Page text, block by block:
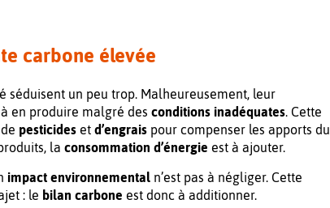
carbone élevée
séduisent un peu trop. Malheureusement, leur
en produire malgré des conditions inadéquates. Cette
pesticides et d’engrais pour compenser les apports du
la consommation d’énergie est à ajouter.
impact environnemental n’est pas à négliger. Cette
: le bilan carbone est donc à additionner.